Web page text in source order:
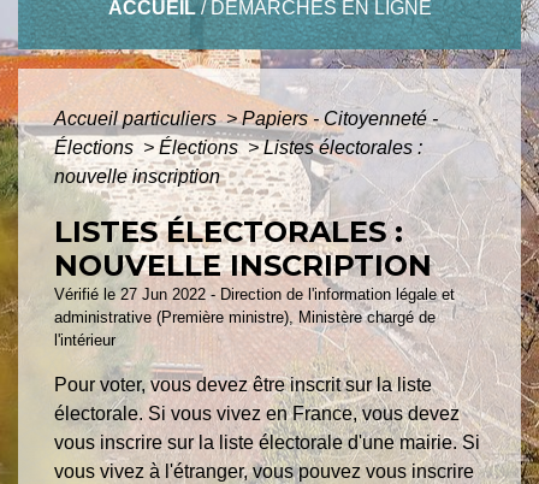
ACCUEIL/DÉMARCHES EN LIGNE
Accueil particuliers> Papiers - Citoyenneté -
Élections > Élections> Listes électorales :
nouvelle inscription
LISTES ÉLECTORALES :
NOUVELLE INSCRIPTION
Vérifié le 27 Jun 2022 - Direction de l'information légale et
administrative (Première ministre), Ministère chargé de
l'intérieur
Pour voter, vous devez être inscrit sur la liste
électorale. Si vous vivez en France, vous devez
vous inscrire sur la liste électorale d'une mairie. Si
vous vivez à l'étranger, vous pouvez vous inscrire